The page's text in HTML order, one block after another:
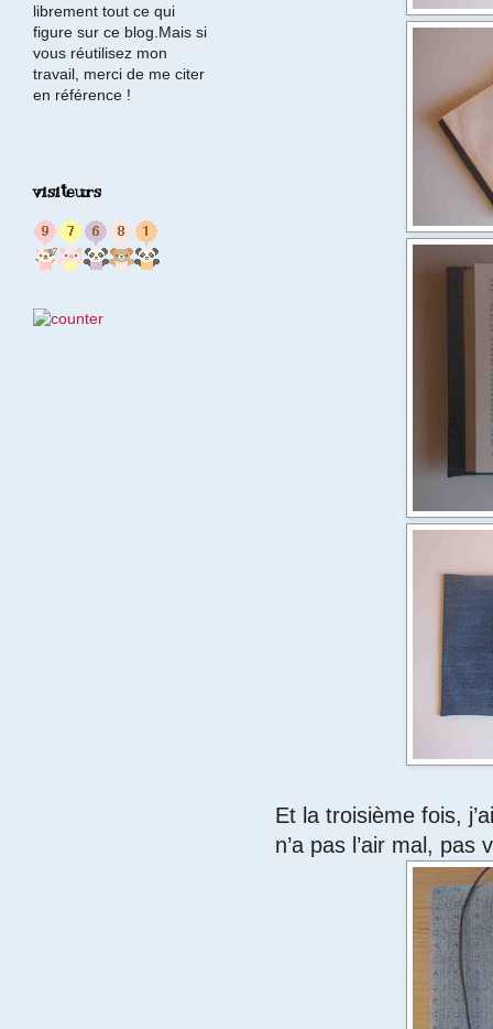
Et la troisième fois,
n’a pas l’air mal, pas
librement tout ce qui
figure sur ce blog.Mais si
vous réutilisez mon
travail, merci de me citer
en référence !
visiteurs